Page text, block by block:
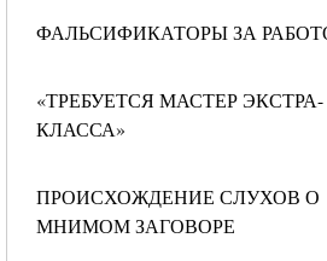
ФАЛЬСИФИКАТОРЫ ЗА
«ТРЕБУЕТСЯ МАСТЕР ЭКСТРА-
КЛАССА»
ПРОИСХОЖДЕНИЕ СЛУХОВ О
МНИМОМ ЗАГОВОРЕ